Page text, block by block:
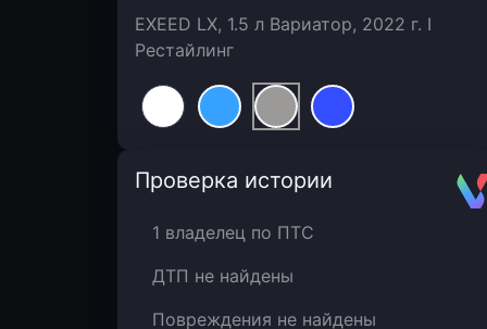
EXEED LX, 1.5 л Вариатор, 2022 г. I
Рестайлинг
Проверка истории
1 владелец по ПТС
ДТП не найдены
Повреждения не найдены